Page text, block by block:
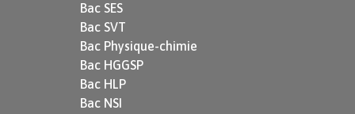
Bac SES
Bac SVT
Bac Physique-chimie
Bac HGGSP
Bac HLP
Bac NSI